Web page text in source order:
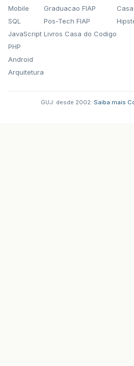
Mobile
SQL
JavaScript
PHP
Android
Arquitetura
Graduacao FIAP
Pos-Tech FIAP
Livros Casa do Codigo
GUJ: desde 2002. Saiba mais